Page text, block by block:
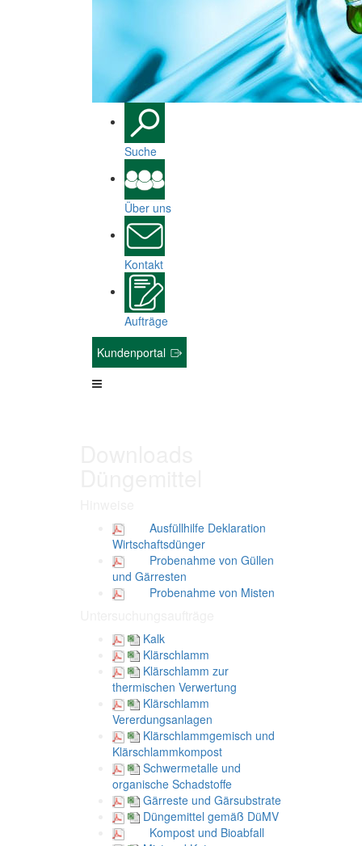
Suche
Über uns
Kontakt
Aufträge
Kundenportal
Ausfüllhilfe Deklaration
Wirtschaftsdünger
Probenahme von Güllen
und Gärresten
Probenahme von Misten
Kalk
Klärschlamm
Klärschlamm zur
thermischen Verwertung
Klärschlamm
Vererdungsanlagen
Klärschlammgemisch und
Klärschlammkompost
Schwermetalle und
organische Schadstoffe
Gärreste und Gärsubstrate
Düngemittel gemäß DüMV
Kompost und Bioabfall